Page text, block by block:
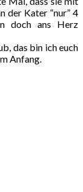
der Kater “nur” 4
doch ans Herz
das bin ich euch
Anfang.